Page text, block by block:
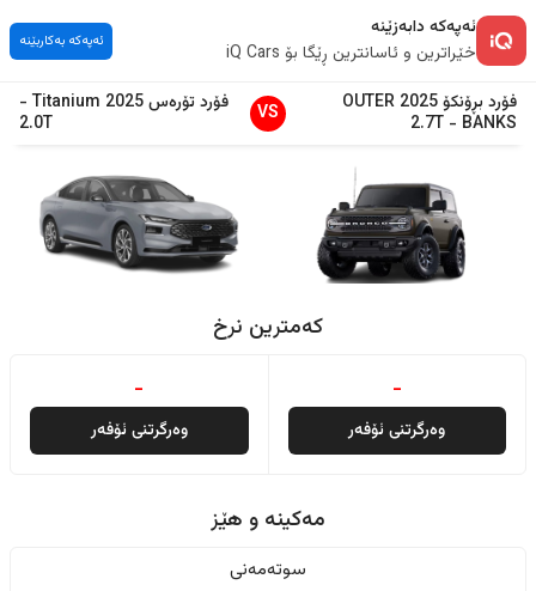
ئەپەکە دابەزێنە
خێراترین و ئاسانترین ڕێگا بۆ iQ Cars
ئەپەکە بەکاربێنە
فۆرد بڕۆنکۆ2025
OUTER
BANKS
-
2.7T
VS فۆردتۆرەس2025
Titanium
-
2.0T
کەمترین نرخ
-
وەرگرتنی ئۆفەر
-
وەرگرتنی ئۆفەر
مەکینە و هێز
سوتەمەنی